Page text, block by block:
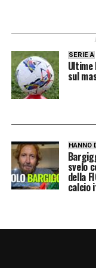
SERIE A
sul
HANNO
svelo
della
calcio